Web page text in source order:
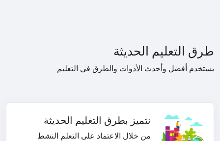
طرق التعليم الحديثة
يستخدم أفضل وأحدث الأدوات والطرق في التعليم
نتميز بطرق التعليم الحديثة
من خلال الاعتماد على التعلم النشط